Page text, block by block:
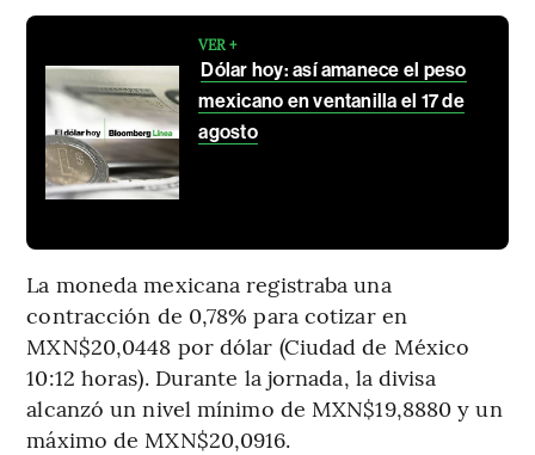
VER +
Dólar hoy: así amanece el peso
mexicano en ventanilla el 17 de
agosto
La moneda mexicana registraba una
contracción de 0,78% para cotizar en
MXN$20,0448 por dólar (Ciudad de México
10:12 horas). Durante la jornada, la divisa
alcanzó un nivel mínimo de MXN$19,8880 y un
máximo de MXN$20,0916.